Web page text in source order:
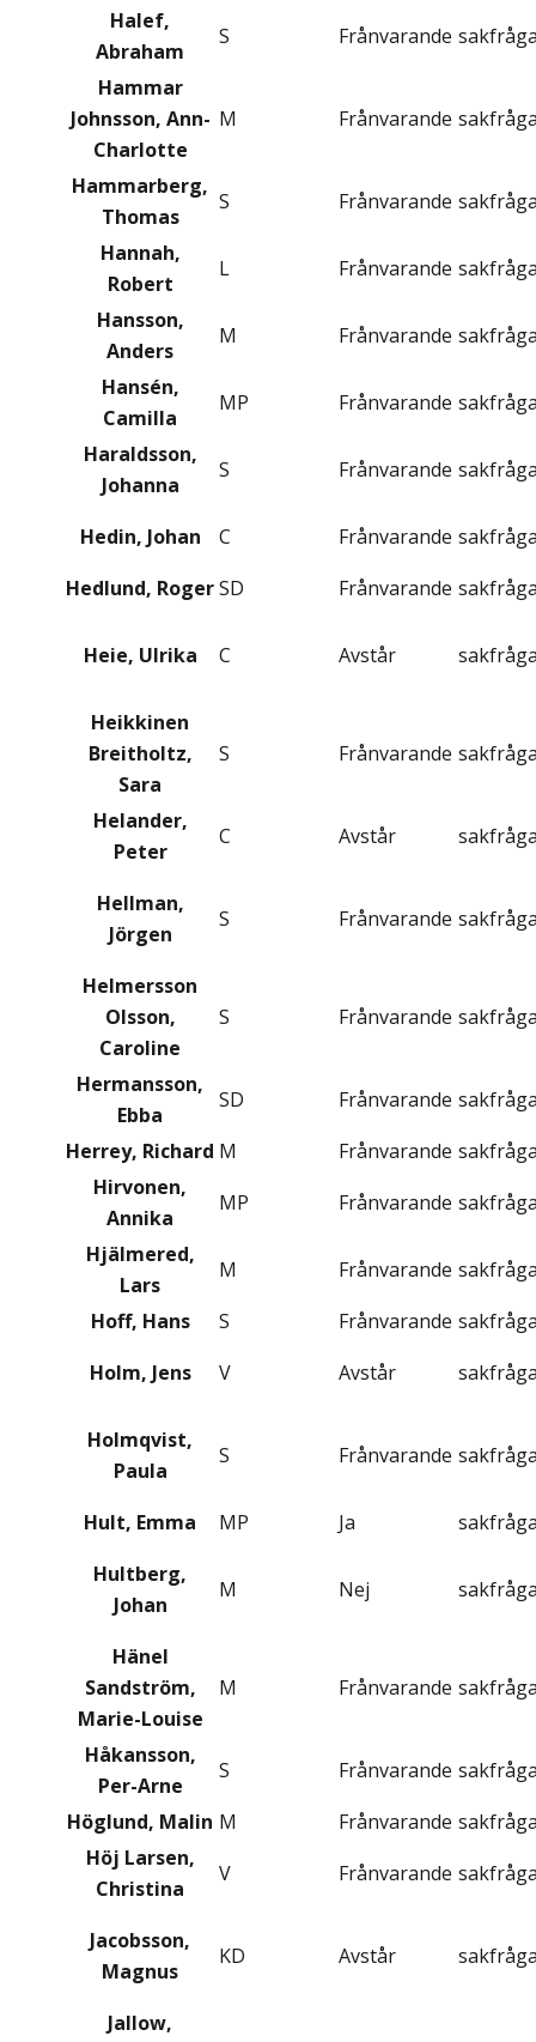
Halef,
Abraham
S Frånvarande
Hammar
Johnsson, Ann-
Charlotte
M Frånvarande
Hammarberg,
Thomas
S Frånvarande
Hannah,
Robert
L Frånvarande
Hansson,
Anders
M Frånvarande
Hansén,
Camilla
MP Frånvarande
Haraldsson,
Johanna
S Frånvarande
Hedin, Johan C Frånvarande
Hedlund, RogerSD Frånvarande
Heie, Ulrika C Avstår
Heikkinen
Breitholtz,
Sara
S Frånvarande
Helander,
Peter
C Avstår
Hellman,
Jörgen
S Frånvarande
Helmersson
Olsson,
Caroline
S Frånvarande
Hermansson,
Ebba
SD Frånvarande
Herrey, Richard M Frånvarande
Hirvonen,
Annika
MP Frånvarande
Hjälmered,
Lars
M Frånvarande
Hoff, Hans
S Frånvarande
Holm, Jens
V Avstår
Holmqvist,
Paula
S Frånvarande
Hult, Emma MP Ja
Hultberg,
Johan
M Nej
Hänel
Sandström,
Marie-Louise
M Frånvarande
Håkansson,
Per-Arne
S Frånvarande
Höglund, Malin M Frånvarande
Höj Larsen,
Christina
V Frånvarande
Jacobsson,
Magnus
KD Avstår
Jallow,